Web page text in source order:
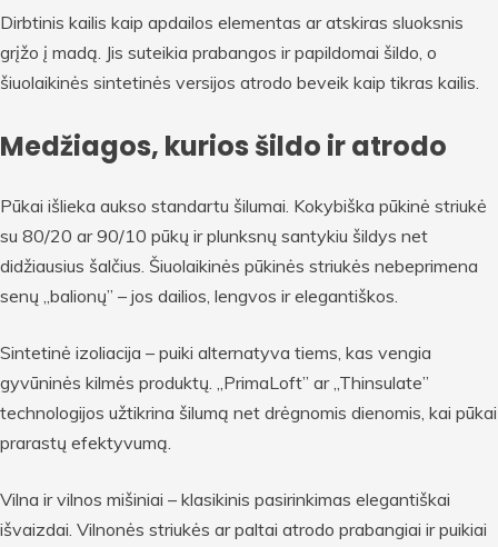
Dirbtinis kailis kaip apdailos elementas ar atskiras sluoksnis
grįžo į madą. Jis suteikia prabangos ir papildomai šildo, o
šiuolaikinės sintetinės versijos atrodo beveik kaip tikras kailis.
Medžiagos, kurios šildo ir atrodo
Pūkai išlieka aukso standartu šilumai. Kokybiška pūkinė striukė
su 80/20 ar 90/10 pūkų ir plunksnų santykiu šildys net
didžiausius šalčius. Šiuolaikinės pūkinės striukės nebeprimena
senų „balionų” – jos dailios, lengvos ir elegantiškos.
Sintetinė izoliacija – puiki alternatyva tiems, kas vengia
gyvūninės kilmės produktų. „PrimaLoft” ar „Thinsulate”
technologijos užtikrina šilumą net drėgnomis dienomis, kai pūkai
prarastų efektyvumą.
Vilna ir vilnos mišiniai – klasikinis pasirinkimas elegantiškai
išvaizdai. Vilnonės striukės ar paltai atrodo prabangiai ir puikiai